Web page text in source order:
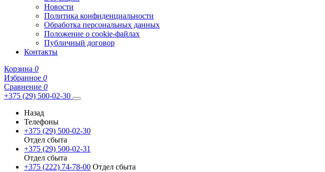
Новости
Политика конфиденциальности
Обработка персональных данных
Положение о cookie-файлах
Публичный договор
Контакты
Корзина 0
Избранное 0
Сравнение 0
+375 (29) 500-02-30
Назад
Телефоны
+375 (29) 500-02-30
Отдел сбыта
+375 (29) 500-02-31
Отдел сбыта
+375 (222) 74-78-00 Отдел сбыта